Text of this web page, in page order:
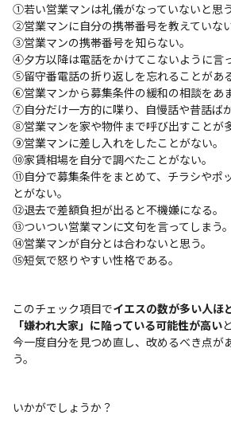
①若い営業マンは礼儀がなっていないと思う
②営業マンに自分の携帯番号を教えていない
③営業マンの携帯番号を知らない。
④夕方以降は電話をかけてこないように言
⑤留守番電話の折り返しを忘れることがある
⑥営業マンから募集条件の緩和の相談をあ
⑦自分だけ一方的に喋り、自慢話や昔話ば
⑧営業マンを家や物件まで呼び出すことが多
⑨営業マンに差し入れをしたことがない。
⑩家賃相場を自分で調べたことがない。
⑪自分で募集条件をまとめて、チラシやポ
とがない。
⑫退去で差額負担が出ると不機嫌になる。
⑬ついつい営業マンに文句を言ってしまう。
⑭営業マンが自分とは合わないと思う。
⑮短気で怒りやすい性格である。
このチェック項目でイエスの数が多い人ほ
「嫌われ大家」に陥っている可能性が高い
今一度自分を見つめ直し、改めるべき点が
う。
いかがでしょうか？